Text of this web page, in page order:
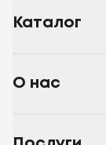
Каталог
О нас